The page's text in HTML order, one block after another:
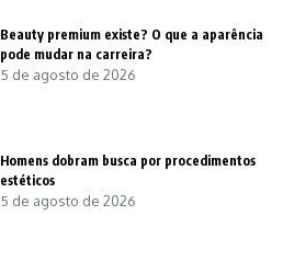
Beauty premium existe? O que a aparência
pode mudar na carreira?
5 de agosto de 2026
Homens dobram busca por procedimentos
estéticos
5 de agosto de 2026